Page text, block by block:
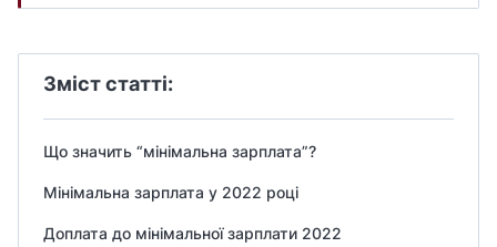
Зміст статті:
Що значить “мінімальна зарплата”?
Мінімальна зарплата у 2022 році
Доплата до мінімальної зарплати 2022